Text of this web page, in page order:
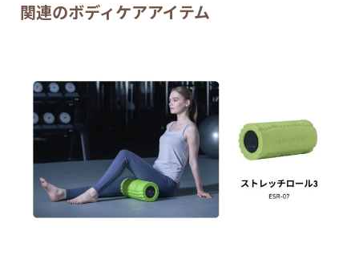
関連のボディケアアイテム